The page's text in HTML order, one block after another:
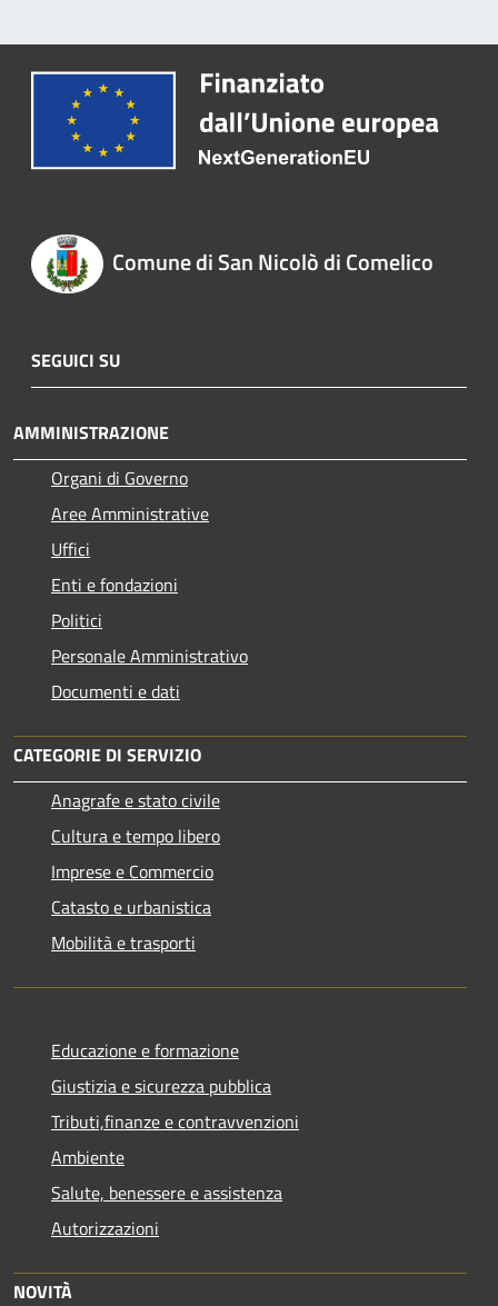
Comune di San Nicolò di Comelico
SEGUICI SU
AMMINISTRAZIONE
Organi di Governo
Aree Amministrative
Uffici
Enti e fondazioni
Politici
Personale Amministrativo
Documenti e dati
CATEGORIE DI SERVIZIO
Anagrafe e stato civile
Cultura e tempo libero
Imprese e Commercio
Catasto e urbanistica
Mobilità e trasporti
Educazione e formazione
Giustizia e sicurezza pubblica
Tributi,finanze e contravvenzioni
Ambiente
Salute, benessere e assistenza
Autorizzazioni
NOVITÀ